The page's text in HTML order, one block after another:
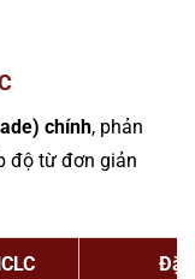
chính, phản
độ từ đơn giản